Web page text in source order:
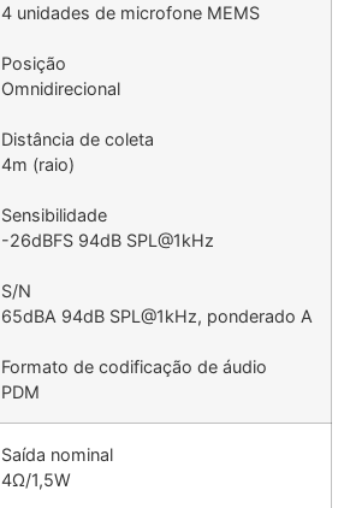
4 unidades de microfone MEMS
Posição
Omnidirecional
Distância de coleta
4m (raio)
Sensibilidade
-26dBFS 94dB SPL@1kHz
S/N
65dBA 94dB SPL@1kHz, ponderado A
Formato de codificação de áudio
PDM
Saída nominal
4Ω/1,5W